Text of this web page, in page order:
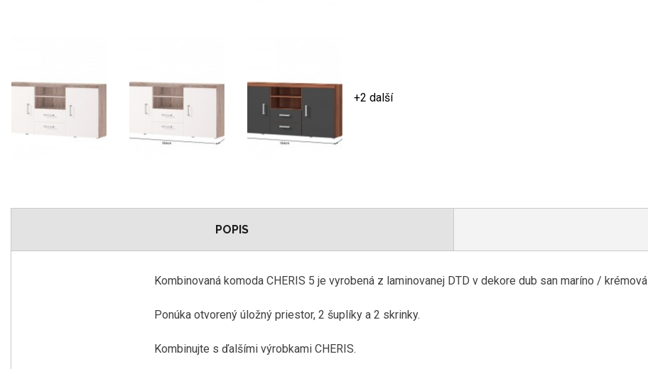
+2 další
POPIS
Kombinovaná komoda CHERIS 5 je vyrobená z laminovanej DTD v dekore dub san maríno / krémová
Ponúka otvorený úložný priestor, 2 šuplíky a 2 skrinky.
Kombinujte s ďalšími výrobkami CHERIS.